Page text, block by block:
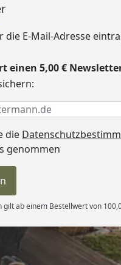
die E-Mail-Adresse
einen 5,00 €
erforderlich
die
genommen
gilt ab einem Bestellwert von